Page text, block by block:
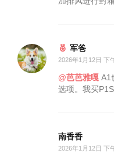
军爸
2026年1月12日 下
@芭芭雅嘎 A1
选项。我买
南香香
2026年1月12日 下